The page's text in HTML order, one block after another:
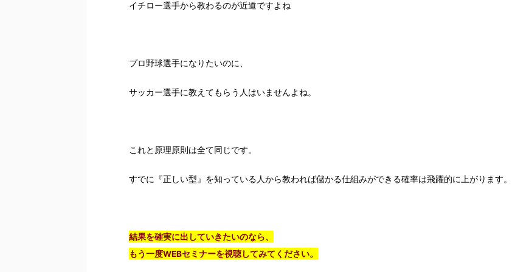
イチロー選手から教わるのが近道ですよね
プロ野球選手になりたいのに、
サッカー選手に教えてもらう人はいませんよね。
これと原理原則は全て同じです。
すでに『正しい型』を知っている人から教われば儲かる仕組みができる確率は飛躍的に上がります。
結果を確実に出していきたいのなら、
もう一度WEBセミナーを視聴してみてください。